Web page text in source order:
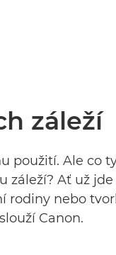
záleží
použití. Ale co
záleží? Ať už jde
rodiny nebo
Canon.